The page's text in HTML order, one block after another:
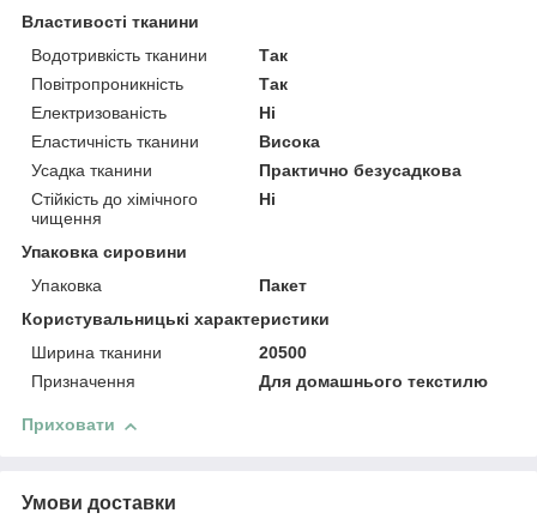
Властивості тканини
Водотривкість тканини
Так
Повітропроникність
Так
Електризованість
Ні
Еластичність тканини
Висока
Усадка тканини
Практично безусадкова
Стійкість до хімічного
чищення
Ні
Упаковка сировини
Упаковка
Пакет
Користувальницькі характеристики
Ширина тканини
20500
Призначення
Для домашнього текстилю
Приховати
Умови доставки